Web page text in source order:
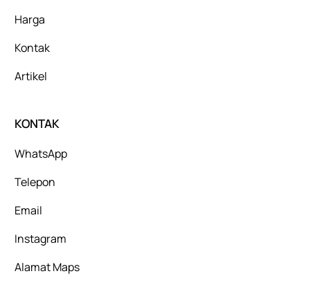
Harga
Kontak
Artikel
KONTAK
WhatsApp
Telepon
Email
Instagram
Alamat Maps